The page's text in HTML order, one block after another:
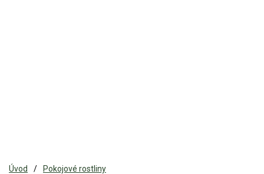
Úvod
Pokojové rostliny